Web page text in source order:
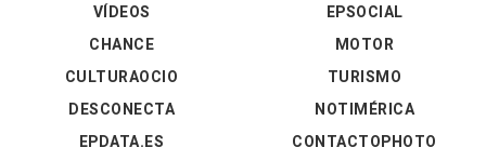
VÍDEOS
EPSOCIAL
CHANCE
CULTURAOCIO
DESCONECTA
EPDATA.ES
MOTOR
TURISMO
NOTIMÉRICA
CONTACTOPHOTO